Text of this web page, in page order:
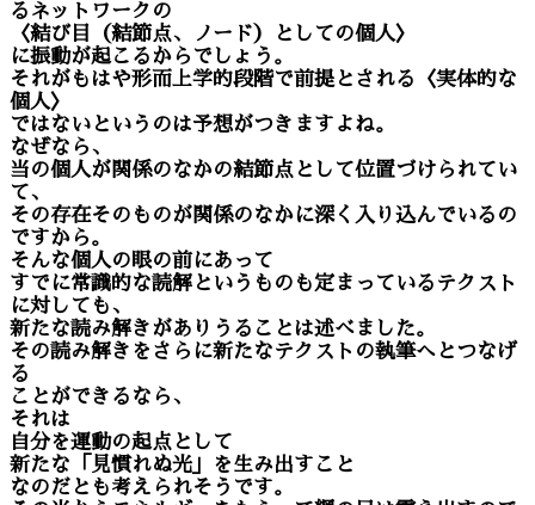
るネットワークの
〈結び目（結節点、ノード）としての個人〉
に振動が起こるからでしょう。
それがもはや形而上学的段階で前提とされる〈実体的な
個人〉
ではないというのは予想がつきますよね。
なぜなら、
当の個人が関係のなかの結節点として位置づけられてい
て、
その存在そのものが関係のなかに深く入り込んでいるの
ですから。
そんな個人の眼の前にあって
すでに常識的な読解というものも定まっているテクスト
に対しても、
新たな読み解きがありうることは述べました。
その読み解きをさらに新たなテクストの執筆へとつなげ
る
ことができるなら、
それは
自分を運動の起点として
新たな「見慣れぬ光」を生み出すこと
なのだとも考えられそうです。